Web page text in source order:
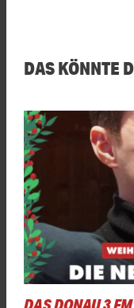
DAS KÖNNTE